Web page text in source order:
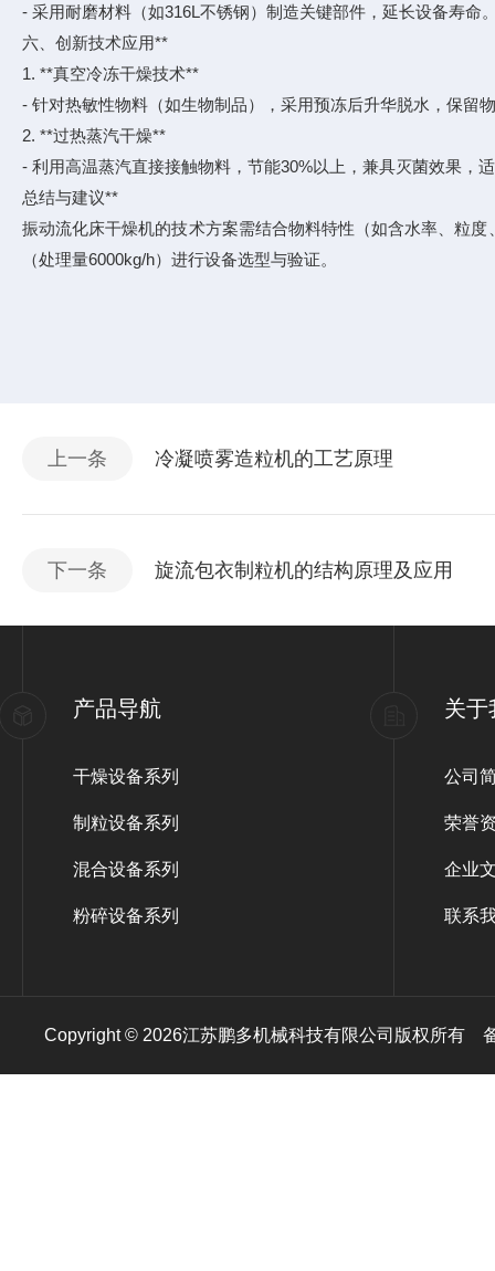
- 采用耐磨材料（如316L不锈钢）制造关键部件，延长设备寿命
六、创新技术应用**
1. **真空冷冻干燥技术**
- 针对热敏性物料（如生物制品），采用预冻后升华脱水，保留
2. **过热蒸汽干燥**
- 利用高温蒸汽直接接触物料，节能30%以上，兼具灭菌效果，
总结与建议**
振动流化床干燥机的技术方案需结合物料特性（如含水率、粒
（处理量6000kg/h）进行设备选型与验证。
上一条 冷凝喷雾造粒机的工艺原理
下一条 旋流包衣制粒机的结构原理及应用
产品导航
干燥设备系列
制粒设备系列
混合设备系列
粉碎设备系列
关于
公司
荣誉
企业
联系
Copyright © 2026江苏鹏多机械科技有限公司版权所有